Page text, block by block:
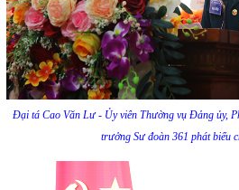
Đại tá Cao Văn Lư - Ủy viên Thường vụ Đảng ủy,
trưởng Sư đoàn 361 phát biểu